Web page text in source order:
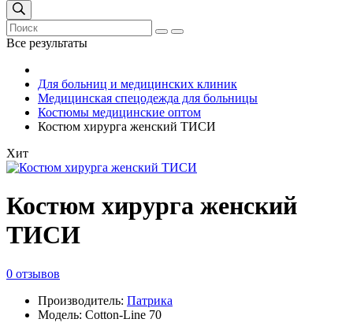
Все результаты
Для больниц и медицинских клиник
Медицинская спецодежда для больницы
Костюмы медицинские оптом
Костюм хирурга женский ТИСИ
Хит
Костюм хирурга женский
ТИСИ
0 отзывов
Производитель: Патрика
Модель: Cotton-Line 70